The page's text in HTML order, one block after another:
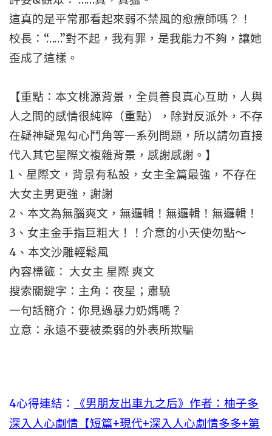
這真的是平常那看起來弱不禁風的愈療師嗎？！
校長：“……”對不起，我有罪，是我能力不夠，讓她
歪成了這樣。
【重點：本文桃源背景，全員善良真心互助，人與
人之間的感情很純粹（重點），除對反派外，不存
在疑神疑鬼勾心鬥角等一系列問題，所以請勿直接
代入其它星際文複雜背景，感謝感謝。】
1、星際文，背景有私設，女主全篇最強，不存在
大女主男更強，謝謝
2、本文為無腦爽文，無邏輯！無邏輯！無邏輯！
3、女主金手指巨粗大！！介意的小天使勿點～
4、本文沙雕輕鬆風
內容標籤： 大女主 星際 爽文
搜索關鍵字：主角：夜星；肅驍
一句話簡介：你見過暴力奶媽嗎？
立意：永遠不要被柔弱的外表所欺騙
4心得連結：
《男朋友出車九之后》作者：柚子多
深入人心劇情【短篇+現代+深入人心劇情多多+第